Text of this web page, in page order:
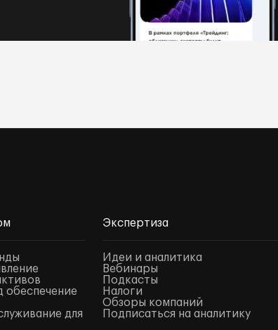
обеспечение
для
Экспертиза
Идеи и аналитика
Вебинары
Подкасты
Налоги
Обзоры компаний
Подписаться на аналитику